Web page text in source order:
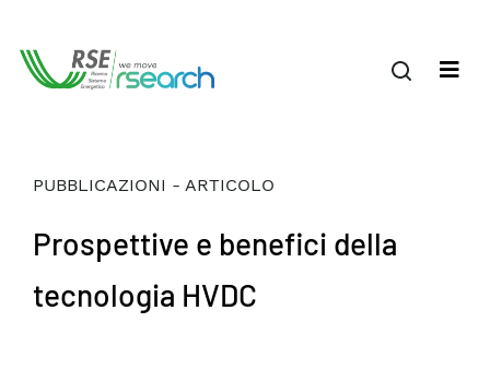
PUBBLICAZIONI - ARTICOLO
Prospettive e benefici della
tecnologia HVDC